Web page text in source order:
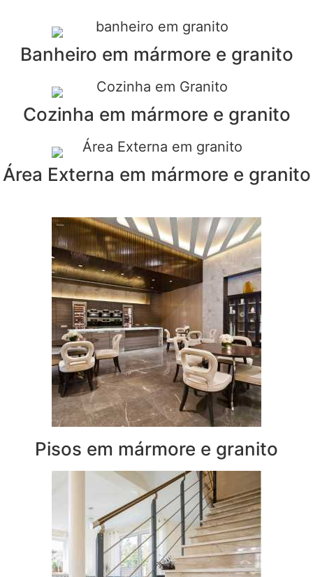
Banheiro em mármore e granito
Cozinha em mármore e granito
Área Externa em mármore e granito
Pisos em mármore e granito